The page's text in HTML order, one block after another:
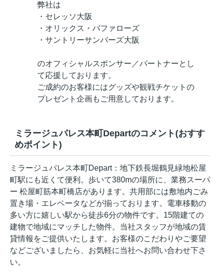
弊社は
・セレッソ大阪
・オリックス・バファローズ
・サントリーサンバーズ大阪
のオフィシャルスポンサー／パートナーとし
て応援しております。
ご成約のお客様にはグッズや観戦チケットの
プレゼント企画もご用意しております。
ミラージュパレス本町Departのコメント(おすす
めポイント)
ミラージュパレス本町Depart：地下鉄長堀鶴見緑地松屋
町駅にも近くて便利。歩いて380mの場所に、業務スーパ
ー 松屋町筋本町橋店があります。共用部には敷地内ごみ
置き場・エレベータなどが揃っております。電車移動の
多い方に嬉しい駅から徒歩6分の物件です。15階建ての
建物で地域にマッチした物件。当社スタッフが地域の賃
貸情報をご提供いたします。お客様のこだわりやご要望
などございましたら、お気軽に当社へお問い合わせ下さ
い。